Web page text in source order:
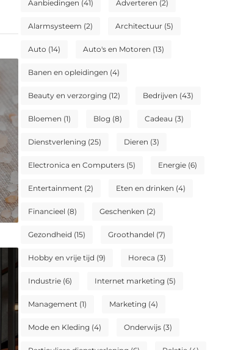
Aanbiedingen (41) Adverteren (2)
Alarmsysteem (2) Architectuur (5)
Auto (14) Auto's en Motoren (13)
Banen en opleidingen (4)
Beauty en verzorging (12) Bedrijven (43)
Bloemen (1) Blog (8) Cadeau (3)
Dienstverlening (25) Dieren (3)
Electronica en Computers (5) Energie (6)
Entertainment (2) Eten en drinken (4)
Financieel (8) Geschenken (2)
Gezondheid (15) Groothandel (7)
Hobby en vrije tijd (9) Horeca (3)
Industrie (6) Internet marketing (5)
Management (1) Marketing (4)
Mode en Kleding (4) Onderwijs (3)